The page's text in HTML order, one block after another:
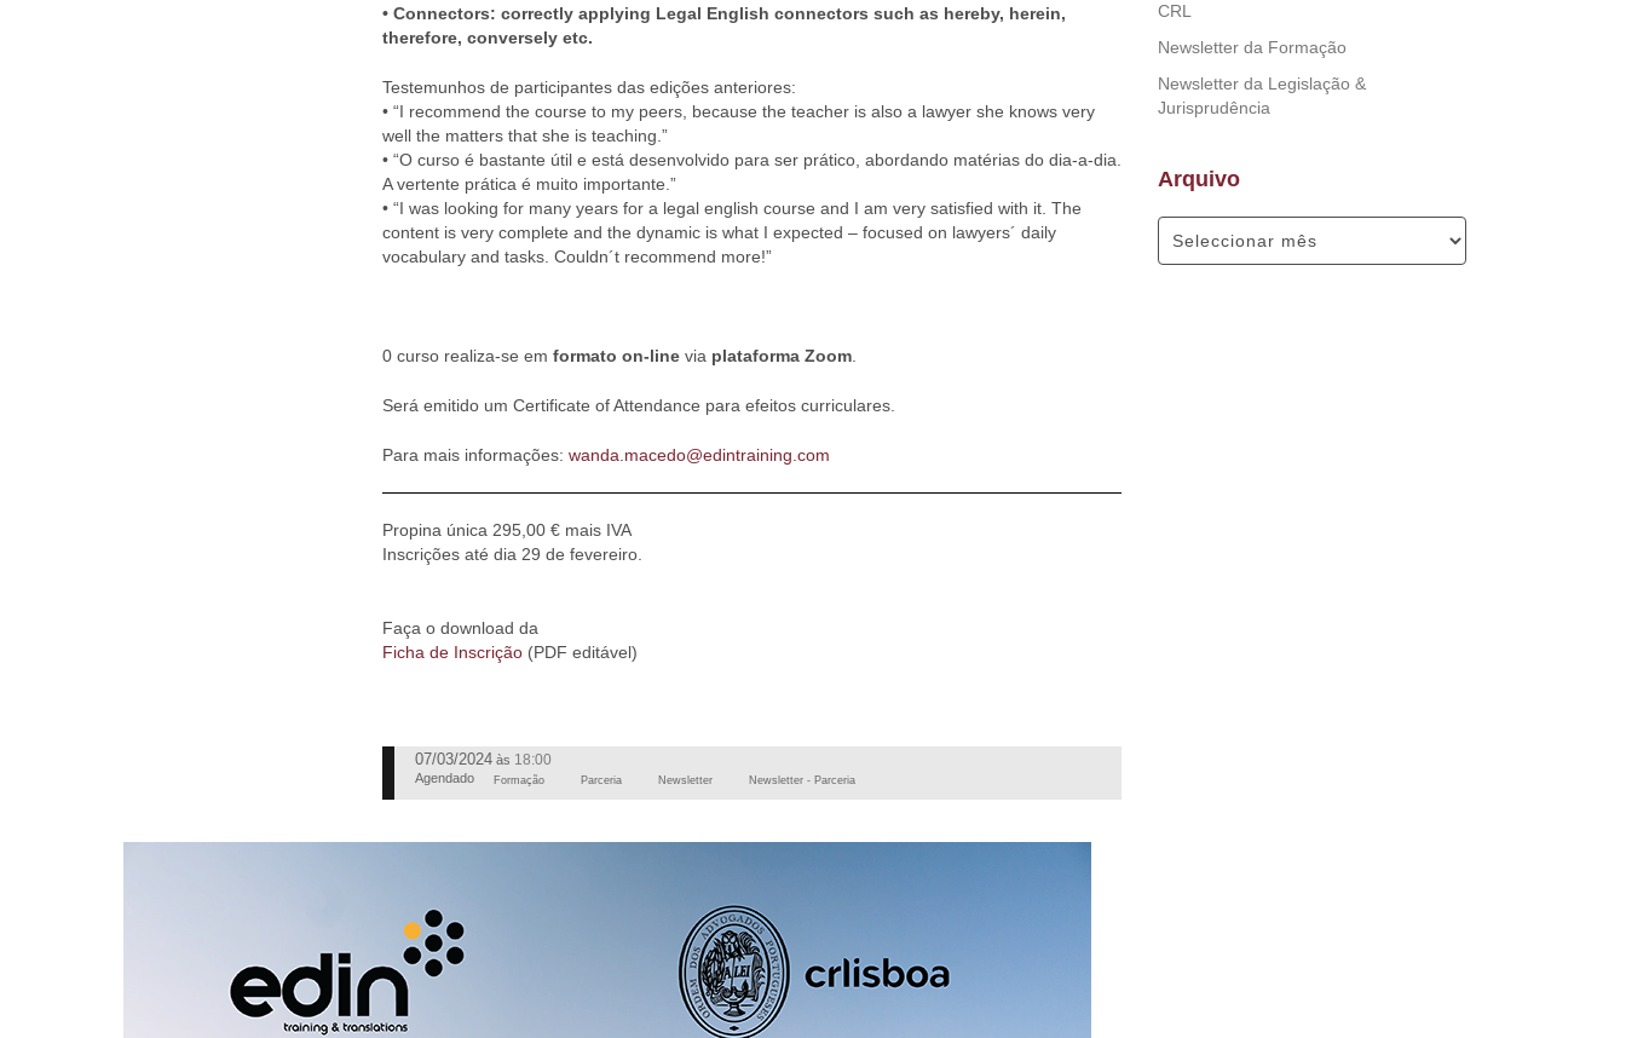
• Connectors: correctly applying Legal English connectors such as hereby, herein,
therefore, conversely etc.
Testemunhos de participantes das edições anteriores:
• “I recommend the course to my peers, because the teacher is also a lawyer she knows very
well the matters that she is teaching.”
• “O curso é bastante útil e está desenvolvido para ser prático, abordando matérias do dia-a-dia.
A vertente prática é muito importante.”
• “I was looking for many years for a legal english course and I am very satisfied with it. The
content is very complete and the dynamic is what I expected – focused on lawyers´ daily
vocabulary and tasks. Couldn´t recommend more!”
0 curso realiza-se em formato on-line via plataforma Zoom.
Será emitido um Certificate of Attendance para efeitos curriculares.
Para mais informações: wanda.macedo@edintraining.com
Propina única 295,00 € mais IVA
Inscrições até dia 29 de fevereiro.
Faça o download da
Ficha de Inscrição(PDF editável)
07/03/2024 às 18:00
Agendado Formação Parceria Newsletter Newsletter - Parceria
CRL
Newsletter da Formação
Newsletter da Legislação &
Jurisprudência
Arquivo